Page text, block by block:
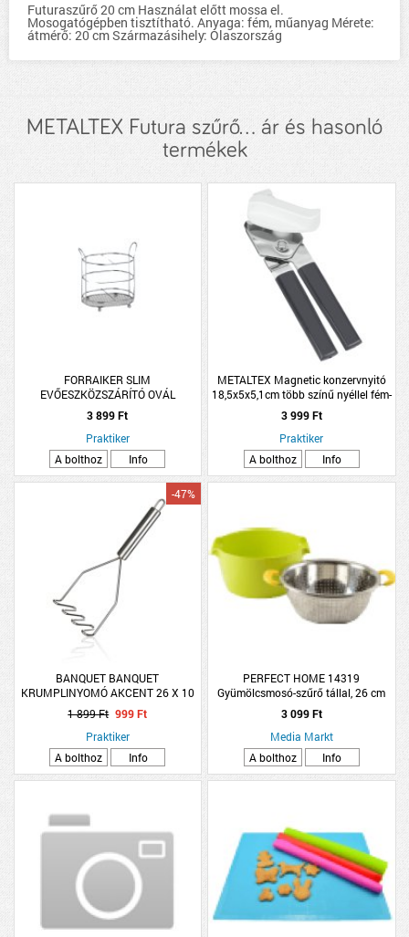
Futuraszűrő 20 cm Használat előtt mossa el.
Mosogatógépben tisztítható. Anyaga: fém, műanyag Mérete:
átmérő: 20 cm Származásihely: Olaszország
METALTEX Futura szűrő... ár és hasonló
termékek
FORRAIKER SLIM
EVŐESZKÖZSZÁRÍTÓ OVÁL
3 899 Ft
Praktiker
A bolthoz
Info
METALTEX Magnetic konzervnyitó
18,5x5x5,1cm több színű nyéllel fém-
műanyag
3 999 Ft
Praktiker
A bolthoz
Info
BANQUET BANQUET
KRUMPLINYOMÓ AKCENT 26 X 10
CM ROZSDAMENTES ACÉL
-47%
1 899 Ft 999 Ft
Praktiker
A bolthoz
Info
PERFECT HOME 14319
Gyümölcsmosó-szűrő tállal, 26 cm
3 099 Ft
Media Markt
A bolthoz
Info